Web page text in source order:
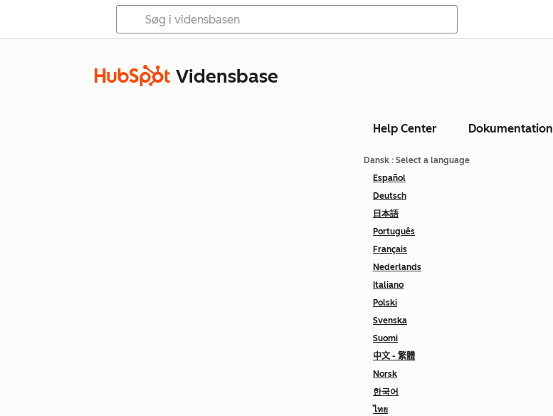
Vidensbase
Help Center Dokumentation
Dansk : Select a language
Español
Deutsch
日本語
Português
Français
Nederlands
Italiano
Polski
Svenska
Suomi
中文 - 繁體
Norsk
한국어
ไทย